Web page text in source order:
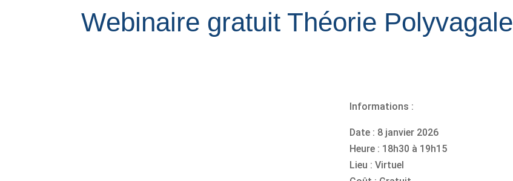
Webinaire gratuit Théorie Polyvagale
Informations :
Date : 8 janvier 2026
Heure : 18h30 à 19h15
Lieu : Virtuel